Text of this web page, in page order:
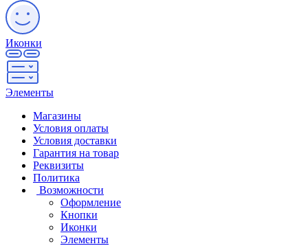
Иконки
Элементы
Магазины
Условия оплаты
Условия доставки
Гарантия на товар
Реквизиты
Политика
Возможности
Оформление
Кнопки
Иконки
Элементы